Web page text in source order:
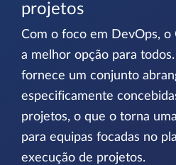
projetos
Com o foco em DevOps, o
a melhor opção para
fornece um conjunto
especificamente
projetos, o que o torna
para equipas focadas no
execução de projetos.